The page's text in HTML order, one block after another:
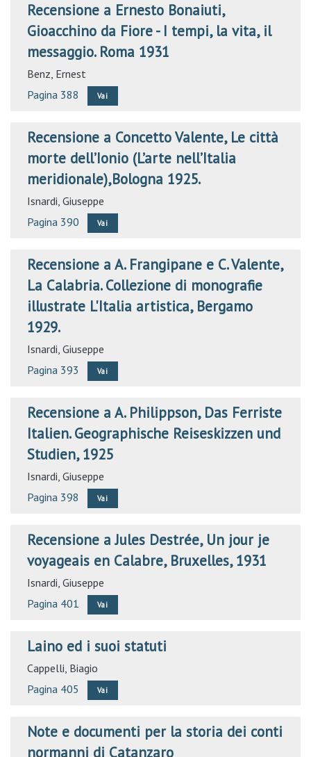
Recensione a Ernesto Bonaiuti,
Gioacchino da Fiore - I tempi, la vita, il
messaggio. Roma 1931
Benz, Ernest
Pagina 388
Vai
Recensione a Concetto Valente, Le città
morte dell’Ionio (L’arte nell’Italia
meridionale),Bologna 1925.
Isnardi, Giuseppe
Pagina 390
Vai
Recensione a A. Frangipane e C. Valente,
La Calabria. Collezione di monografie
illustrate L'Italia artistica, Bergamo
1929.
Isnardi, Giuseppe
Pagina 393
Vai
Recensione a A. Philippson, Das Ferriste
Italien. Geographische Reiseskizzen und
Studien, 1925
Isnardi, Giuseppe
Pagina 398
Vai
Recensione a Jules Destrée, Un jour je
voyageais en Calabre, Bruxelles, 1931
Isnardi, Giuseppe
Pagina 401
Vai
Laino ed i suoi statuti
Cappelli, Biagio
Pagina 405
Vai
Note e documenti per la storia dei conti
normanni di Catanzaro